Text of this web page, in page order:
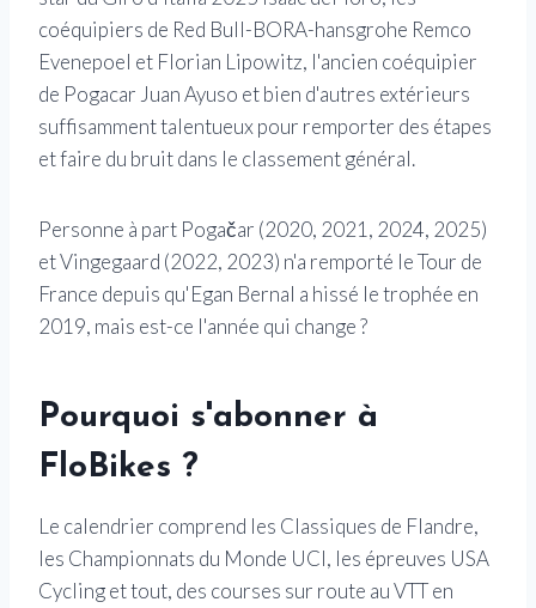
coéquipiers de Red Bull-BORA-hansgrohe Remco
Evenepoel et Florian Lipowitz, l'ancien coéquipier
de Pogacar Juan Ayuso et bien d'autres extérieurs
suffisamment talentueux pour remporter des étapes
et faire du bruit dans le classement général.
Personne à part Pogačar (2020, 2021, 2024, 2025)
et Vingegaard (2022, 2023) n'a remporté le Tour de
France depuis qu'Egan Bernal a hissé le trophée en
2019, mais est-ce l'année qui change ?
Pourquoi s'abonner à
FloBikes ?
Le calendrier comprend les Classiques de Flandre,
les Championnats du Monde UCI, les épreuves USA
Cycling et tout, des courses sur route au VTT en